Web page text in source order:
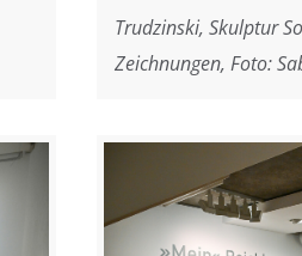
Trudzinski, Skulptur
Zeichnungen, Foto: